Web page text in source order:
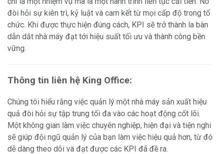
đòi hỏi sự kiên trì, kỷ luật và cam kết từ mọi cấp độ trong tổ
chức. Khi được thực hiện đúng cách, KPI sẽ trở thành la bàn
dẫn dắt nhà máy đạt tới hiệu suất tối ưu và thành công bền
vững.
Thông tin liên hệ King Office:
Chúng tôi hiểu rằng việc quản lý một nhà máy sản xuất hiệu
quả đòi hỏi sự tập trung tối đa vào các hoạt động cốt lõi.
Một không gian làm việc chuyên nghiệp, hiện đại và tiện nghi
sẽ giúp đội ngũ quản lý của bạn làm việc hiệu quả hơn, từ đó
dễ dàng theo dõi và đạt được các KPI đã đề ra.